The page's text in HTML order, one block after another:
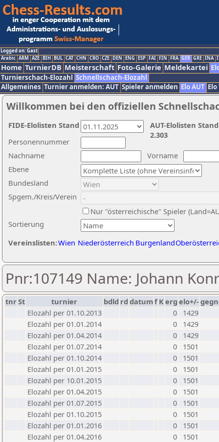
Logged on: Gast
Arabic ARM AZE BIH BUL CAT CHN CRO CZE DEN ENG ESP FAI FIN FRA GER GRE INA
Home TurnierDB Meisterschaft Foto-Galerie Meldekartei
Turnierschach-Elozahl Schnellschach-Elozahl
Allgemeines Turnier anmelden: AUT Spieler anmelden Elo AUT
Willkommen bei den offiziellen
Nachname
Vorname
Ebene
Sortierung
Personennummer
Bundesland
Spgem./Kreis/Verein
Nur "österreichische" Spieler
Vereinslisten:Wien Niederösterreich Burgenland
AUT-Elolisten
2.303
FIDE-Elolisten Stand
Pnr:107149 Name: Johann
tnrSt turnier bdld rd datumf Kerg elo+/-
Elozahl per 01.10.2013
0
1429
Elozahl per 01.01.2014
0
1429
Elozahl per 01.04.2014
0
1429
Elozahl per 01.07.2014
0
1501
Elozahl per 01.10.2014
0
1501
Elozahl per 01.01.2015
0
1501
Elozahl per 10.01.2015
0
1501
Elozahl per 01.04.2015
0
1501
Elozahl per 01.07.2015
0
1501
Elozahl per 01.10.2015
0
1501
Elozahl per 01.01.2016
0
1501
Elozahl per 01.04.2016
0
1501